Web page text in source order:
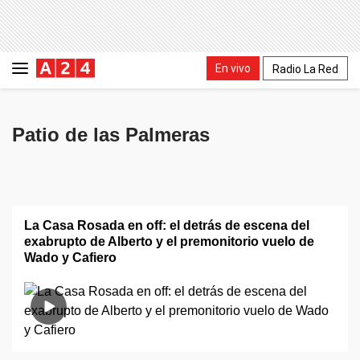
En vivo Radio La Red
Patio de las Palmeras
La Casa Rosada en off: el detrás de escena del
exabrupto de Alberto y el premonitorio vuelo de
Wado y Cafiero